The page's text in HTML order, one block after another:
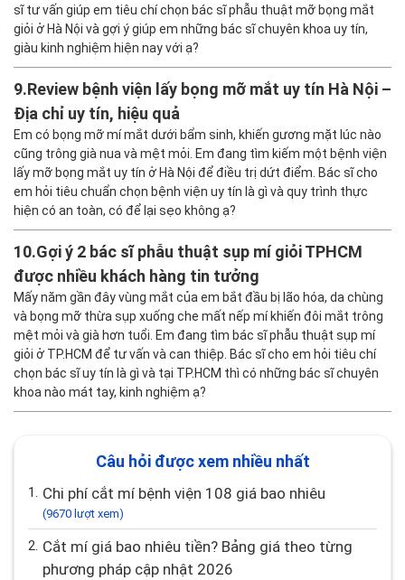
sĩ tư vấn giúp em tiêu chí chọn bác sĩ phẫu thuật mỡ bọng mắt
giỏi ở Hà Nội và gợi ý giúp em những bác sĩ chuyên khoa uy tín,
giàu kinh nghiệm hiện nay với ạ?
9.Review bệnh viện lấy bọng mỡ mắt uy tín Hà Nội –
Địa chỉ uy tín, hiệu quả
Em có bọng mỡ mí mắt dưới bẩm sinh, khiến gương mặt lúc nào
cũng trông già nua và mệt mỏi. Em đang tìm kiếm một bệnh viện
lấy mỡ bọng mắt uy tín ở Hà Nội để điều trị dứt điểm. Bác sĩ cho
em hỏi tiêu chuẩn chọn bệnh viện uy tín là gì và quy trình thực
hiện có an toàn, có để lại sẹo không ạ?
10.Gợi ý 2 bác sĩ phẫu thuật sụp mí giỏi TPHCM
được nhiều khách hàng tin tưởng
Mấy năm gần đây vùng mắt của em bắt đầu bị lão hóa, da chùng
và bọng mỡ thừa sụp xuống che mất nếp mí khiến đôi mắt trông
mệt mỏi và già hơn tuổi. Em đang tìm bác sĩ phẫu thuật sụp mí
giỏi ở TP.HCM để tư vấn và can thiệp. Bác sĩ cho em hỏi tiêu chí
chọn bác sĩ uy tín là gì và tại TP.HCM thì có những bác sĩ chuyên
khoa nào mát tay, kinh nghiệm ạ?
Câu hỏi được xem nhiều nhất
1. Chi phí cắt mí bệnh viện 108 giá bao nhiêu
(9670 lượt xem)
2. Cắt mí giá bao nhiêu tiền? Bảng giá theo từng
phương pháp cập nhật 2026